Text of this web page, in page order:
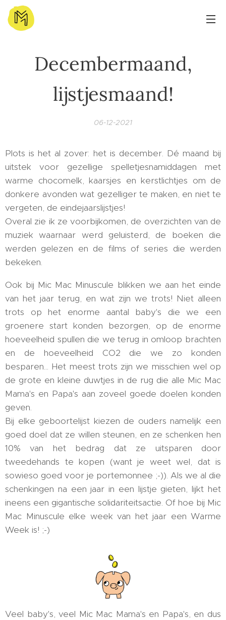
Decembermaand,
lijstjesmaand!
06-12-2021
Plots is het al zover: het is december. Dé maand bij
uitstek voor gezellige spelletjesnamiddagen met
warme chocomelk, kaarsjes en kerstlichtjes om de
donkere avonden wat gezelliger te maken, en niet te
vergeten, de eindejaarslijstjes!
Overal zie ik ze voorbijkomen, de overzichten van de
muziek waarnaar werd geluisterd, de boeken die
werden gelezen en de films of series die werden
bekeken.
Ook bij Mic Mac Minuscule blikken we aan het einde
van het jaar terug, en wat zijn we trots! Niet alleen
trots op het enorme aantal baby's die we een
groenere start konden bezorgen, op de enorme
hoeveelheid spullen die we terug in omloop brachten
en de hoeveelheid CO2 die we zo konden
besparen... Het meest trots zijn we misschien wel op
de grote en kleine duwtjes in de rug die alle Mic Mac
Mama's en Papa's aan zoveel goede doelen konden
geven.
Bij elke geboortelijst kiezen de ouders namelijk een
goed doel dat ze willen steunen, en ze schenken hen
10% van het bedrag dat ze uitsparen door
tweedehands te kopen (want je weet wel, dat is
sowieso goed voor je portemonnee ;-)). Als we al die
schenkingen na een jaar in een lijstje gieten, lijkt het
ineens een gigantische solidariteitsactie. Of hoe bij Mic
Mac Minuscule elke week van het jaar een Warme
Week is! ;-)
Veel baby's, veel Mic Mac Mama's en Papa's, en dus